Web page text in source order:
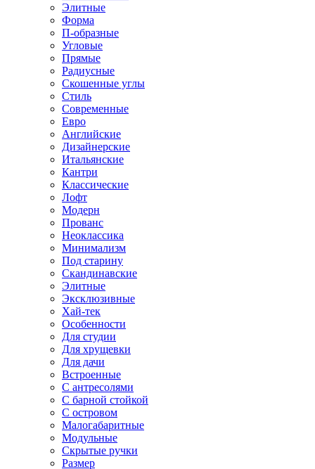
Элитные
Форма
П-образные
Угловые
Прямые
Радиусные
Скошенные углы
Стиль
Современные
Евро
Английские
Дизайнерские
Итальянские
Кантри
Классические
Лофт
Модерн
Прованс
Неоклассика
Минимализм
Под старину
Скандинавские
Элитные
Эксклюзивные
Хай-тек
Особенности
Для студии
Для хрущевки
Для дачи
Встроенные
С антресолями
С барной стойкой
С островом
Малогабаритные
Модульные
Скрытые ручки
Размер